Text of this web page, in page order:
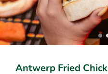
Antwerp Fried